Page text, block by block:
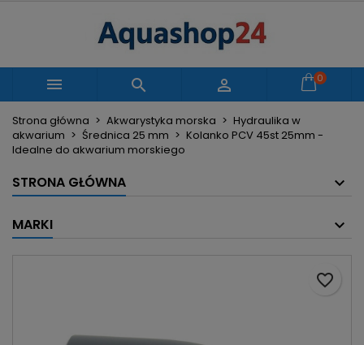
   0
Strona główna Akwarystyka morska
Hydraulika w
akwarium
Średnica 25 mm
Kolanko PCV 45st 25mm -
Idealne do akwarium morskiego
STRONA GŁÓWNA
MARKI
favorite_border
Moje listy życzeń
add_circle_outline Utwórz nową listę
Utwórz listę życzeń
Nazwa listy życzeń
Anuluj
Zaloguj się
Musisz być zalogowany by zapisać produkty na
swojej liście życzeń.
Anuluj Zaloguj się